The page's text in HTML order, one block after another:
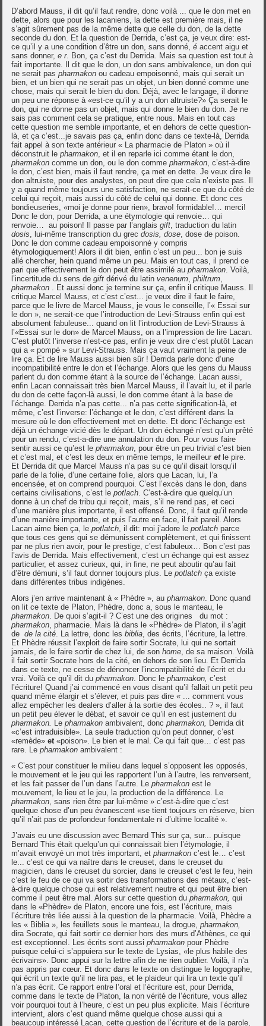
D’abord Mauss, il dit qu’il faut rendre, donc voilà ... que le don met en
dette, alors que pour les lacaniens, la dette est première mais, il ne
s’agit sûrement pas de la même dette que celle du don, de la dette
seconde du don. Et la question de Derrida, c’est ça, je veux dire: est-
ce qu’il y a une condition d’être un don, sans donné,é accent aigu et
sans donner,e r. Bon, ça c’est du Derrida. Mais sa question est tout à
fait importante. Il dit que le don, un don sans ambivalence, un don qui
ne serait paspharmakonou cadeau empoisonné, mais qui serait un
bien, et un bien qui ne serait pas un objet, un bien donné comme une
chose, mais qui serait le bien du don. Déjà, avec le langage, il donne
un peu une réponse à «est-ce qu’il y a un don altruiste?» Ça serait le
don, qui ne donne pas un objet, mais qui donne le bien du don. Je ne
sais pas comment cela se pratique, entre nous. Mais en tout cas
cette question me semble importante, et en dehors de cette question-
là, et ça c’est...je savais pas ça, enfin donc dans ce texte-là, Derrida
fait appel à son texte antérieur « La pharmacie de Platon » où il
déconstruit lepharmakon , et il en reparle ici comme étant le don,
pharmakon comme un don, ou le don comme pharmakon , c’est-à-dire
le don, c’est bien, mais il faut rendre, ça met en dette. Je veux dire le
don altruiste, pour des analystes, on peut dire que cela n’existe pas. Il
y a quand même toujours une satisfaction, ne serait-ce que du côté de
celui qui reçoit, mais aussi du côté de celui qui donne. Et donc ces
bondieuseries, «moi je donne pour rien», bravo! formidable!… merci!
Donc le don, pour Derrida, a une étymologie qui renvoie… qui
renvoie… au poison! Il passe par l’anglaisgift , traduction du latin
dosis , lui-même transcription du grecdosis, dose , dose de poison.
Donc le don comme cadeau empoisonné y compris
étymologiquement! Alors il dit bien, enfin c’est un peu... bon je suis
allé chercher, hein quand même un peu. Mais en tout cas, il prend ce
pari que effectivement le don peut être assimilé aupharmakon . Voilà,
l’incertitude du sens degift dérivé du latinvenenum ,philtrum
pharmakon . Et aussi donc je termine sur ça, enfin il critique Mauss. Il
critique Marcel Mauss, et c’est c’est... je veux dire il faut le faire,
parce que le livre de Marcel Mauss, je vous le conseille, l’« Essai sur
le don », ne serait-ce que l’introduction de Levi-Strauss enfin qui est
absolument fabuleuse... quand on lit l’introduction de Levi-Strauss à
l’«Essai sur le don» de Marcel Mauss, on a l’impression de lire Lacan.
C’est plutôt l’inverse n’est-ce pas, enfin je veux dire c’est plutôt Lacan
qui a « pompé » sur Levi-Strauss. Mais ça vaut vraiment la peine de
lire ça. Et de lire Mauss aussi bien sûr ! Derrida parle donc d’une
incompatibilité entre le don et l’échange. Alors que les gens du Mauss
parlent du don comme étant à la source de l’échange. Lacan aussi,
enfin Lacan connaissait très bien Marcel Mauss, il l’avait lu, et il parle
du don de cette façon-là aussi, le don comme étant à la base de
l’échange. Derrida n’a pas cette... n’a pas cette signification-là, et
même, c’est l’inverse: l’échange et le don, c’est différent dans la
mesure où le don effectivement met en dette. Et donc l’échange est
déjà un échange vicié dès le départ. Un don échangé n’est qu’un prêté
pour un rendu, c’est-a-dire une annulation du don. Pour vous faire
sentir aussi ce qu’est lepharmakon , pour être un peu trivial c’est bien
et c’est mal, et c’est les deux en même temps, le meilleuretle pire.
Et Derrida dit que Marcel Mauss n’a pas su ce qu’il disait lorsqu’il
parle de la folie, d’une certaine folie, alors que Lacan, lui, l’a
encensée, et on comprend pourquoi. C’est l’excès dans le don, dans
certains civilisations, c’est lepotlach . C’est-à-dire que quelqu’un
donne à un chef de tribu qui reçoit, mais, s’il ne rend pas, et ceci
d’une manière plus importante, il est offensé. Donc, il faut qu’il rende
d’une manière importante, et puis l’autre en face, il fait pareil. Alors
Lacan aime bien ça, lepotlatch , il dit: moi j’adore lepotlatch parce
que tous ces gens qui se démunissent complètement, et qui finissent
par ne plus rien avoir, pour le prestige, c’est fabuleux… Bon c’est pas
l’avis de Derrida. Mais effectivement, c’est un échange qui est assez
particulier, et assez curieux, qui, in fine, ne peut aboutir qu’au fait
d’être démuni, s’il faut donner toujours plus. Le potlatchça existe
dans différentes tribus indigènes.
Alors j’en arrive maintenant à « Phèdre », aupharmakon . Donc quand
on lit ce texte de Platon, Phèdre, donc a, sous le manteau, le
pharmakon . De quoi s’agit-il ? C’est une des origines du mot :
pharmakon , pharmacie. Mais là dans le «Phèdre» de Platon, il s’agit
de de la cité . La lettre, donc les biblia , des écrits, l’écriture, la lettre.
Et Phèdre réussit l’exploit de faire sortir Socrate, lui qui ne sortait
jamais, de le faire sortir de chez lui, de sonhome , de sa maison. Voilà
il fait sortir Socrate hors de la cité, en dehors de son lieu. Et Derrida
dans ce texte, ne cesse de dénoncer l’incompatibilité de l’écrit et du
vrai. Voilà ce qu’il dit dupharmakon . Donc lepharmakon, c’est
l’écriture! Quand j’ai commencé en vous disant qu’il fallait un petit peu
quand même élargir et s’élever, et puis pas dire « ... comment vous
allez empêcher les dealers d’aller à la sortie des écoles.. ? », il faut
un petit peu élever le débat, et savoir ce qu’il en est justement du
pharmakon.
Lepharmakon ambivalent, doncpharmakon,
Derrida dit
«c’est intraduisible». La seule traduction qu’on peut donner, c’est
«remède»et «poison». Le bien et le mal. Ce qui fait que… c’est pas
rare. Lepharmakonambivalent :
«C’est pour constituer le milieu dans lequel s’opposent les opposés,
le mouvement et le jeu qui les rapportent l’un à l’autre, les renversent,
et les fait passer de l’un dans l’autre. Lepharmakon est le
mouvement, le lieu et le jeu, la production de la différence. Le
pharmakon , sans rien être par lui-même » c’est-à-dire que c’est
quelque chose d’un peu évanescent «se tient toujours en réserve, bien
qu’il n’ait pas de profondeur fondamentale ni d’ultime localité ».
J’avais eu une discussion avec Bernard This sur ça, sur... puisque
Bernard This était quelqu’un qui connaissait bien l’étymologie, il
m’avait envoyé un mot très important, etpharmakonc’est le… c’est
le... c’est ce qui va naître dans le creuset, dans le creuset du
magicien, dans le creuset du sorcier, dans le creuset c’est le feu, hein
c’est le feu de ce qui va sortir des transformations des métaux, c’est-
à-dire quelque chose qui est relativement neutre et qui peut être bien
comme il peut être mal. Alors sur cette question dupharmakon, qui
dans le «Phèdre» de Platon, encore une fois, est l’écriture, mais
l’écriture très liée aussi à la question de la pharmacie. Voilà, Phèdre a
les « Biblia », les feuillets sous le manteau, la drogue,pharmakon,
dira Socrate, qui fait sortir ce dernier hors des murs d’Athènes, ce qui
est exceptionnel. Les écrits sont aussipharmakonpour Phèdre
puisque celui-ci s’appuiera sur le texte de Lysias, «le plus habile des
écrivains». Donc appui sur la lettre afin de ne rien oublier. Voilà, il n’a
pas appris par cœur. Et donc dans le texte on distingue le logographe,
qui écrit un texte qu’il ne lira pas, et le plaideur qui lira un texte qu’il
n’a pas écrit. Ce rapport entre l’oral et l’écriture est, pour Derrida,
comme dans le texte de Platon, la non vérité de l’écriture, vous allez
voir pourquoi tout à l’heure, c’est un peu plus explicite. Mais l’écriture
intervient, alors c’est quand même quelque chose aussi qui a
beaucoup intéressé Lacan, cette question de l’écriture et de la parole,